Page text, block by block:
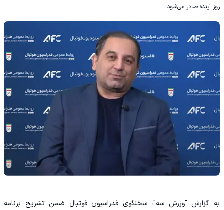
روز آینده صادر می‌شود.
به گزارش "ورزش سه"، سخنگوی فدراسیون فوتبال ضمن تشریح برنامه